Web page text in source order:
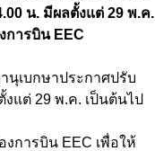
น. มีผลตั้งแต่ 29 พ.ค.
การบิน EEC
นุเบกษาประกาศปรับ
แต่ 29 พ.ค. เป็นต้นไป
การบิน EEC เพื่อให้